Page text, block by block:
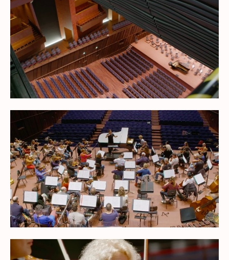
N
G
S
F
U
L
L
S
C
R
E
N